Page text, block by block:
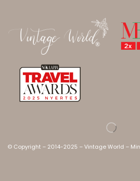
© Copyright – 2014-2025 – Vintage World –